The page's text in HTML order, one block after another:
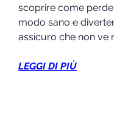
scoprire come
modo sano e
assicuro che non ve
LEGGI DI PIÙ